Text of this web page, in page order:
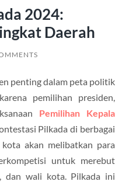
2024:
Daerah
penting dalam peta politik
pemilihan presiden,
Pemilihan Kepala
Pilkada di berbagai
akan melibatkan para
untuk merebut
dan wali kota. Pilkada ini